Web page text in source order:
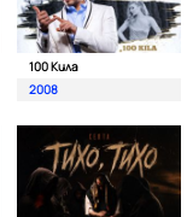
100 Кила
2008